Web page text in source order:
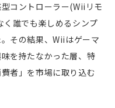
コントローラー(Wii リモ
く誰でも楽しめるシンプ
その結果、Wii はゲーマ
を持たなかった層、特
者」を市場に取り込む